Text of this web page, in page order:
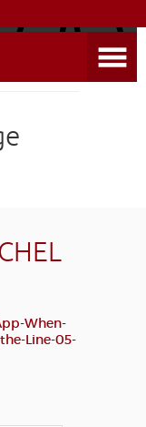
When-
Line-05-